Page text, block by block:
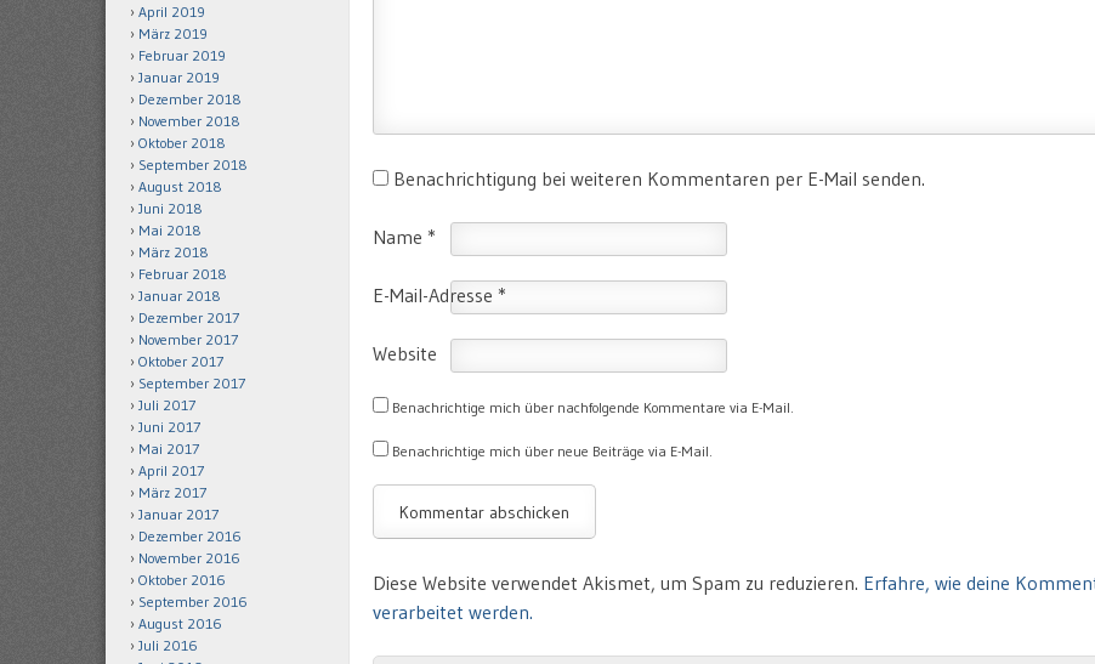
Benachrichtigung bei weiteren Kommentaren per E-Mail senden.
Name *
E-Mail-Adresse *
Website
Benachrichtige mich über nachfolgende Kommentare via E-Mail.
Benachrichtige mich über neue Beiträge via E-Mail.
Diese Website verwendet Akismet, um Spam zu reduzieren. Erfahre, wie deine
verarbeitet werden.
April 2019
März 2019
Februar 2019
Januar 2019
Dezember 2018
November 2018
Oktober 2018
September 2018
August 2018
Juni 2018
Mai 2018
März 2018
Februar 2018
Januar 2018
Dezember 2017
November 2017
Oktober 2017
September 2017
Juli 2017
Juni 2017
Mai 2017
April 2017
März 2017
Januar 2017
Dezember 2016
November 2016
Oktober 2016
September 2016
August 2016
Juli 2016